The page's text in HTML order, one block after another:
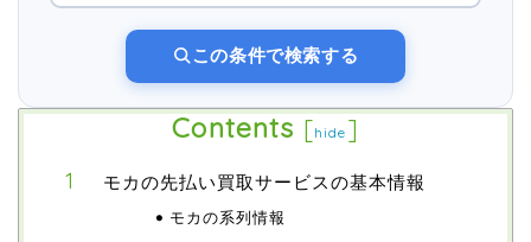
この条件で検索する
Contents [hide ]
モカの先払い買取サービスの基本情報
モカの系列情報